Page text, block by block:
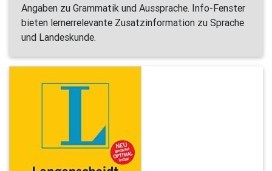
Angaben zu Grammatik und Aussprache. Info-Fenster
bieten lernerrelevante Zusatzinformation zu Sprache
und Landeskunde.